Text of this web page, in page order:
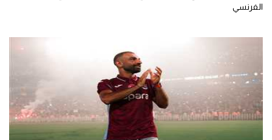
الفرنسي